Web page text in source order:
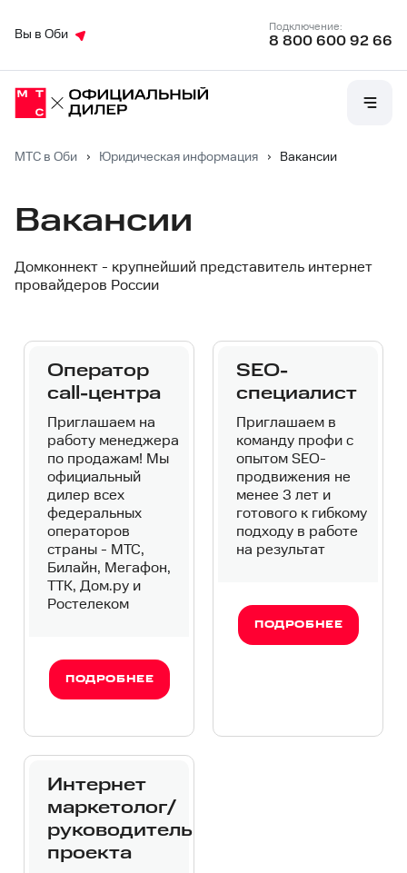
Вы в Оби
Подключение:
8 800 600 92 66
МТС в Оби › Юридическая информация › Вакансии
Вакансии
Домконнект - крупнейший представитель интернет
провайдеров России
Оператор
call-центра
Приглашаем на
работу менеджера
по продажам! Мы
официальный
дилер всех
федеральных
операторов
страны - МТС,
Билайн, Мегафон,
ТТК, Дом.ру и
Ростелеком
ПОДРОБНЕЕ
SEO-
специалист
Приглашаем в
команду профи с
опытом SEO-
продвижения не
менее 3 лет и
готового к гибкому
подходу в работе
на результат
ПОДРОБНЕЕ
Интернет
маркетолог/
руководитель
проекта